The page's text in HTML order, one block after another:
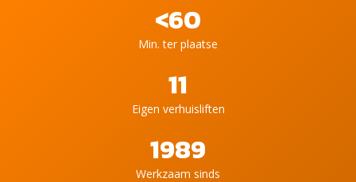
<60
Min. ter plaatse
11
Eigen verhuisliften
1989
Werkzaam sinds